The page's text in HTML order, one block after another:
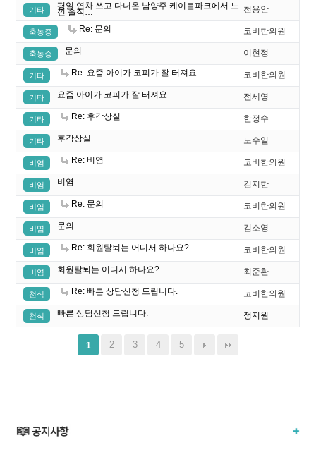
기타 평일 연차 쓰고 다녀온 남양주 케이블파크에서 느
낀 솔직… 천용안
축농증 Re: 문의 코비한의원
축농증 문의 이현정
기타 Re: 요즘 아이가 코피가 잘 터져요 코비한의원
기타 요즘 아이가 코피가 잘 터져요 전세영
기타 Re: 후각상실 한정수
기타 후각상실 노수일
비염 Re: 비염 코비한의원
비염 비염 김지한
비염 Re: 문의 코비한의원
비염 문의 김소영
비염 Re: 회원탈퇴는 어디서 하나요? 코비한의원
비염 회원탈퇴는 어디서 하나요? 최준환
천식 Re: 빠른 상담신청 드립니다. 코비한의원
천식 빠른 상담신청 드립니다. 정지원
1 2 3 4 5